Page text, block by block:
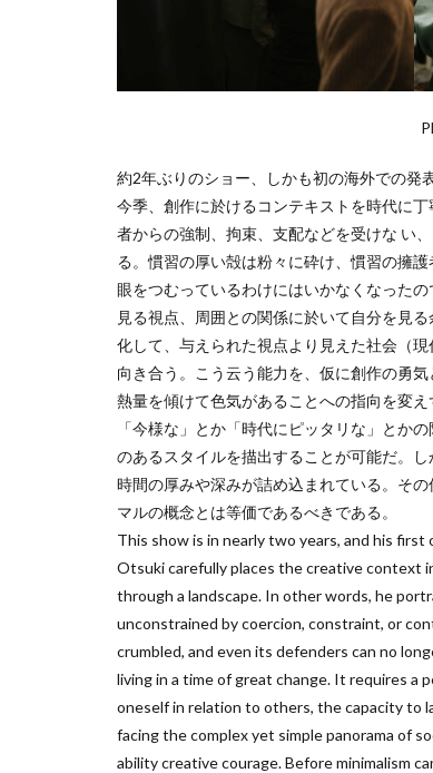
約2年ぶりのショー、しかも初の海外での発
今季、創作に於けるコンテキストを時代に
者からの強制、拘束、支配などを受けな い
る。慣習の厚い殻は粉々に砕け、慣習の擁
眼をつむっているわけにはいかなくなった
見る視点、周囲との関係に於いて自分を見
化して、与えられた視点より見えた社会（
向き合う。こう云う能力を、仮に創作の勇
熱量を傾けて色気があることへの指向を変
「今様な」とか「時代にピッタリな」とか
のあるスタイルを描出することが可能だ。
時間の厚みや深みが詰め込まれている。そ
マルの概念とは等価であるべきである。
This show is in nearly two years, and his
Otsuki carefully places the creative context
through a landscape. In other words, he
unconstrained by coercion, constraint, or
crumbled, and even its defenders can no
living in a time of great change. It requires
oneself in relation to others, the capacity to
facing the complex yet simple panorama of
ability creative courage. Before minimalism